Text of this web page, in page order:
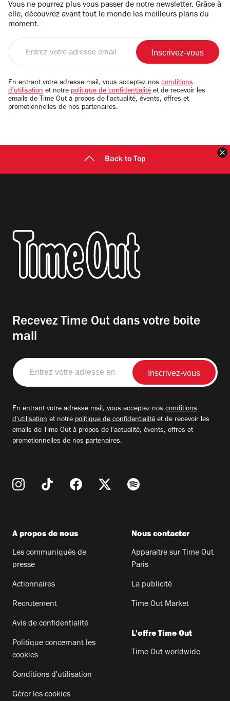
Vous ne pourrez plus vous passer de notre newsletter. Grâce à
elle, découvrez avant tout le monde les meilleurs plans du
moment.
email
En entrant votre adresse mail, vous acceptez nos conditions
d'utilisation et notre politique de confidentialité et de recevoir les
emails de Time Out à propos de l'actualité, évents, offres et
promotionnelles de nos partenaires.
Back to Top
Recevez Time Out dans votre boite
mail
Entrez
votre
adresse
En entrant votre adresse mail, vous acceptez nos conditions
d'utilisation et notre politique de confidentialité et de recevoir les
emails de Time Out à propos de l'actualité, évents, offres et
promotionnelles de nos partenaires.
A propos de nous
Les communiqués de
presse
Actionnaires
Recrutement
Avis de confidentialité
Politique concernant les
cookies
Conditions d'utilisation
Gérer les cookies
Nous contacter
Apparaitre sur Time Out
Paris
La publicité
Time Out Market
L'offre Time Out
Time Out worldwide